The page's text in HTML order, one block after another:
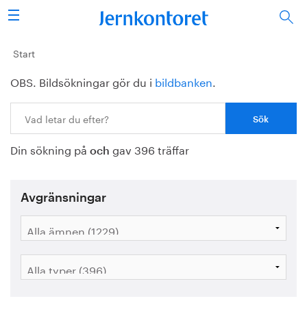
Sök
Stålindustrin
Vision 2050
Forskning/utbildning
Energi/miljö
Vi tycker
Bildbank
Start
OBS. Bildsökningar gör du i bildbanken.
Din sökning på och gav 396 träffar
Avgränsningar